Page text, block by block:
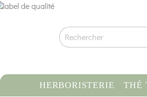
HERBORISTERIE THÉ